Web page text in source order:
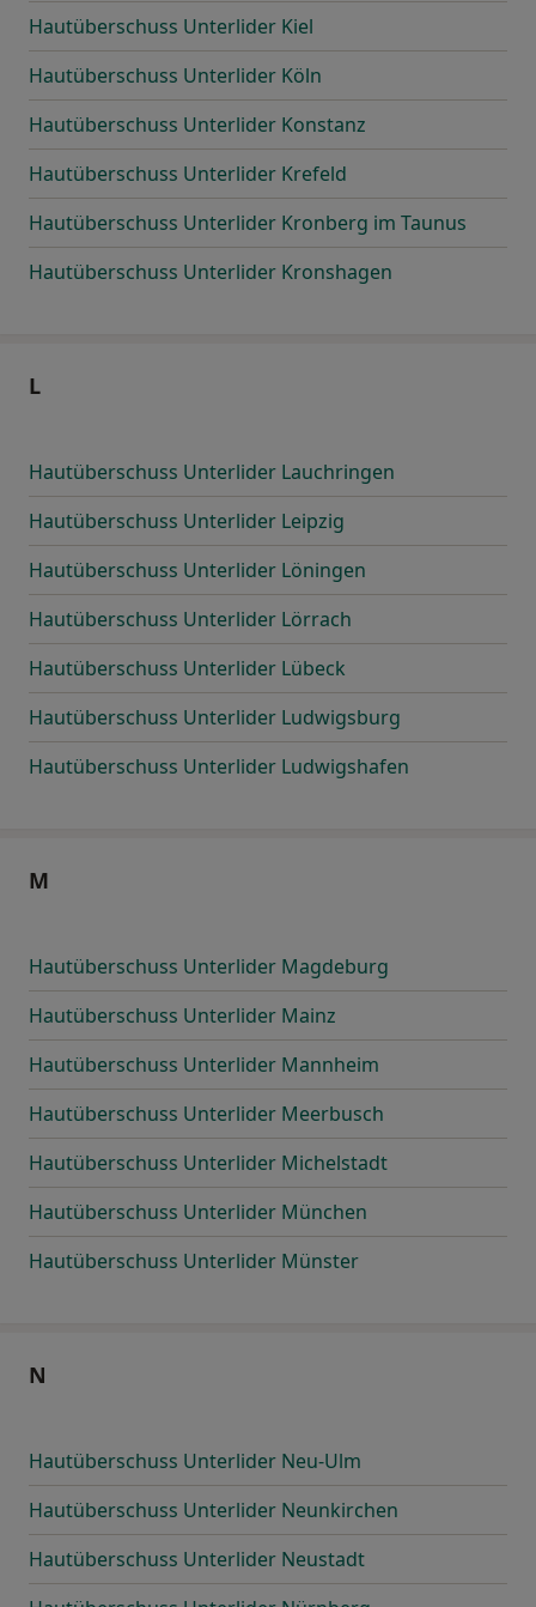
Hautüberschuss Unterlider Kiel
Hautüberschuss Unterlider Köln
Hautüberschuss Unterlider Konstanz
Hautüberschuss Unterlider Krefeld
Hautüberschuss Unterlider Kronberg im Taunus
Hautüberschuss Unterlider Kronshagen
L
Hautüberschuss Unterlider Lauchringen
Hautüberschuss Unterlider Leipzig
Hautüberschuss Unterlider Löningen
Hautüberschuss Unterlider Lörrach
Hautüberschuss Unterlider Lübeck
Hautüberschuss Unterlider Ludwigsburg
Hautüberschuss Unterlider Ludwigshafen
M
Hautüberschuss Unterlider Magdeburg
Hautüberschuss Unterlider Mainz
Hautüberschuss Unterlider Mannheim
Hautüberschuss Unterlider Meerbusch
Hautüberschuss Unterlider Michelstadt
Hautüberschuss Unterlider München
Hautüberschuss Unterlider Münster
N
Hautüberschuss Unterlider Neu-Ulm
Hautüberschuss Unterlider Neunkirchen
Hautüberschuss Unterlider Neustadt